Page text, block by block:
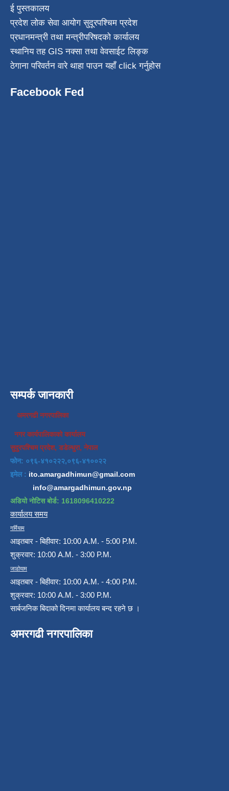
ई पुस्तकालय
प्रदेश लोक सेवा आयोग सुदूरपश्चिम प्रदेश
प्रधानमन्त्री तथा मन्त्रीपरिषदको कार्यालय
स्थानिय तह GIS नक्सा तथा वेवसाईट लिङ्क
ठेगाना परिवर्तन वारे थाहा पाउन यहाँ click गर्नुहोस
Facebook Fed
सम्पर्क जानकारी
अमरगढी नगरपालिका
नगर कार्यपालिकाको कार्यालय
सुदुरपश्चिम प्रदेश, डडेल्धुरा, नेपाल
फोन: ०९६-४१०२२२,०९६-४१००२२
इमेल : ito.amargadhimun@gmail.com
info@amargadhimun.gov.np
अडियो नोटिस बोर्ड: 1618096410222
कार्यालय समय
गर्मियाम
आइतबार - बिहीवार: 10:00 A.M. - 5:00 P.M.
शुक्रवार: 10:00 A.M. - 3:00 P.M.
जाडोयाम
आइतबार - बिहीवार: 10:00 A.M. - 4:00 P.M.
शुक्रवार: 10:00 A.M. - 3:00 P.M.
सार्बजनिक बिदाको दिनमा कार्यालय बन्द रहने छ ।
अमरगढी नगरपालिका